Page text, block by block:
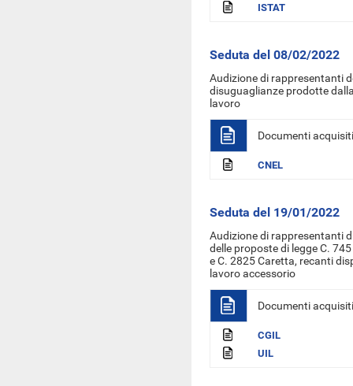
ISTAT
Seduta del 08/02/2022
Audizione di rappresentanti
disuguaglianze prodotte
lavoro
Documenti acquisiti
CNEL
Seduta del 19/01/2022
Audizione di rappresentanti
delle proposte di legge C.
e C. 2825 Caretta, recanti
lavoro accessorio
Documenti acquisiti
CGIL
UIL